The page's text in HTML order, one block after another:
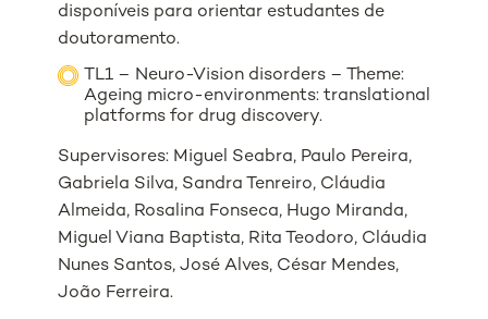
disponíveis para orientar estudantes de
doutoramento.
TL1 – Neuro-Vision disorders – Theme:
Ageing micro-environments: translational
platforms for drug discovery.
Supervisores: Miguel Seabra, Paulo Pereira,
Gabriela Silva, Sandra Tenreiro, Cláudia
Almeida, Rosalina Fonseca, Hugo Miranda,
Miguel Viana Baptista, Rita Teodoro, Cláudia
Nunes Santos, José Alves, César Mendes,
João Ferreira.